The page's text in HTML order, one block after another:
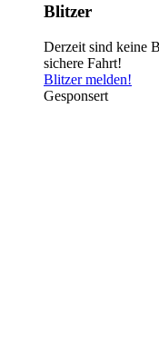
Blitzer
Derzeit sind keine
sichere Fahrt!
Blitzer melden!
Gesponsert